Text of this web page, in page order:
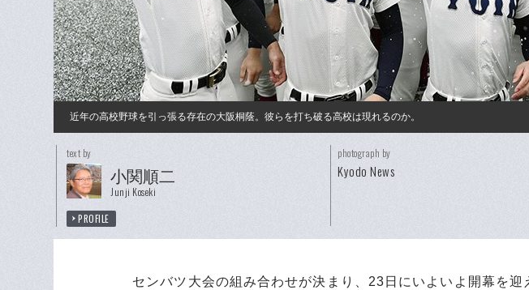
近年の高校野球を引っ張る存在の大阪桐蔭。彼らを打ち破る高校は現れるのか。
text by
小関順二
Junji Koseki
PROFILE
photograph by
Kyodo News
センバツ大会の組み合わせが決まり、23日にいよいよ開幕を迎